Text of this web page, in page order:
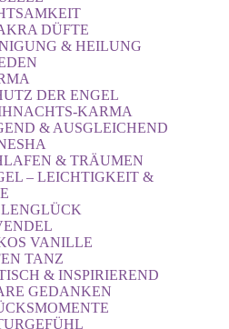
DÜFTE
& HEILUNG
DER ENGEL
KARMA
& AUSGLEICHEND
& TRÄUMEN
– LEICHTIGKEIT &
VANILLE
TANZ
& INSPIRIEREND
GEDANKEN